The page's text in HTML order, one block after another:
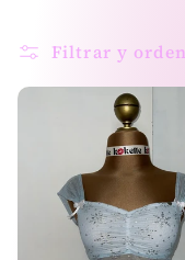
e
c
Filtrar y